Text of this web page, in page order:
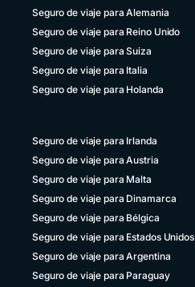
República Dominicana
Uruguay
+598 4 135983937
Seguro de viaje para Alemania
Seguro de viaje para Reino Unido
Seguro de viaje para Suiza
Seguro de viaje para Italia
Seguro de viaje para Holanda
Seguro de viaje para Irlanda
Seguro de viaje para Austria
Seguro de viaje para Malta
Seguro de viaje para Dinamarca
Seguro de viaje para Bélgica
Seguro de viaje para Estados Unidos
Seguro de viaje para Argentina
Seguro de viaje para Paraguay